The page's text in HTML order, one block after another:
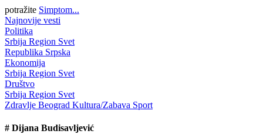
potražite Simptom...
Najnovije vesti
Politika
Srbija Region Svet
Republika Srpska
Ekonomija
Srbija Region Svet
Društvo
Srbija Region Svet
Zdravlje Beograd Kultura/Zabava Sport
# Dijana Budisavljević